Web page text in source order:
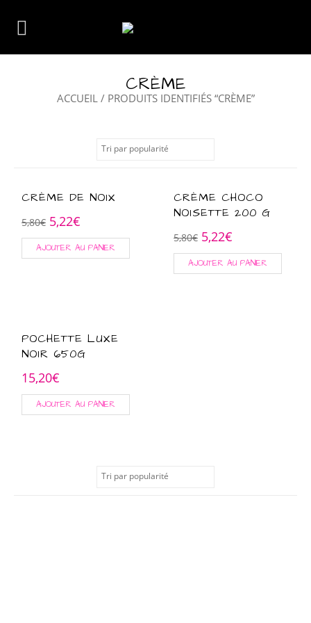
CRÈME
ACCUEIL/ PRODUITS IDENTIFIÉS “CRÈME”
CRÈME DE NOIX
5,80€ 5,22€
AJOUTER AU PANIER
CRÈME CHOCO
NOISETTE 200 G
5,80€ 5,22€
AJOUTER AU PANIER
POCHETTE LUXE
NOIR 650G
15,20€
AJOUTER AU PANIER